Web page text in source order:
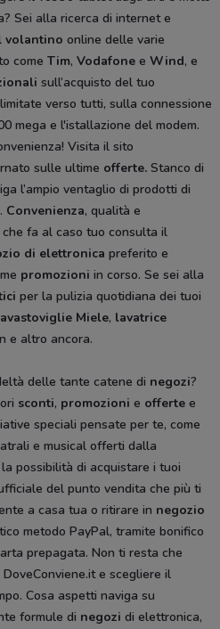
Sei alla ricerca di internet e
volantino online delle varie
come Tim, Vodafone e Wind, e
sull’acquisto del tuo
verso tutti, sulla connessione
mega e l'istallazione del modem.
Visita il sito
sulle ultime offerte. Stanco di
l’ampio ventaglio di prodotti di
Convenienza, qualità e
fa al caso tuo consulta il
di elettronica preferito e
promozioni in corso. Se sei alla
per la pulizia quotidiana dei tuoi
Miele, lavatrice
e altro ancora.
delle tante catene di negozi?
sconti, promozioni e offerte e
speciali pensate per te, come
e musical offerti dalla
possibilità di acquistare i tuoi
del punto vendita che più ti
a casa tua o ritirare in negozio
metodo PayPal, tramite bonifico
prepagata. Non ti resta che
e scegliere il
Cosa aspetti naviga su
formule di negozi di elettronica,